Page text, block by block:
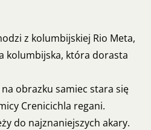
z kolumbijskiej Rio Meta,
kolumbijska, która dorasta
obrazku samiec stara się
Crenicichla regani.
do najznaniejszych akary.